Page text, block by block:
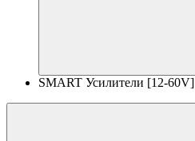
SMART Усилители [12-60V]